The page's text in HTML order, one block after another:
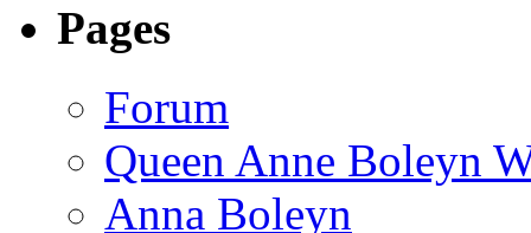
Pages
Forum
Queen Anne Boleyn
Anna Boleyn